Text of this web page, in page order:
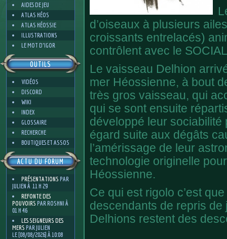
AIDES DE JEU
ATLAS HÉOS
ATLAS HÉOSSIE
ILLUSTRATIONS
LE MOT D'IGOR
OUTILS
VIDÉOS
DISCORD
WIKI
INDEX
GLOSSAIRE
RECHERCHE
BOUTIQUES ET ASSOS
ACTU DU FORUM
PRÉSENTATIONS PAR
JULIEN À 11 H 29
REFONTE DES
POUVOIRS PAR ROSHNI À
01 H 46
LES SEIGNEURS DES
MERS PAR JULIEN
LE [08/08/2026] À 10:08
d’oiseaux à plusieurs
croissants entrelacés)
contrôlent avec le
Le vaisseau Delhion
mer Héossienne, à bout
très gros vaisseau, qui
qui se sont ensuite
développé leur sociabilité
égard suite aux dégâts
l’amérissage de leur
technologie originelle
Héossienne.
Ce qui est rigolo c’est
descendants de repris
Delhions restent des